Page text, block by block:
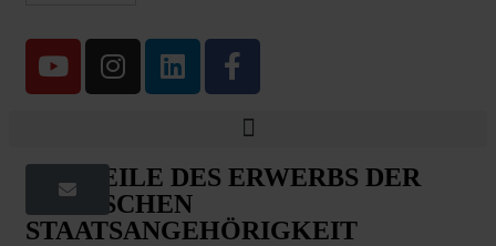
VORTEILE DES ERWERBS DER
SPANISCHEN
STAATSANGEHÖRIGKEIT